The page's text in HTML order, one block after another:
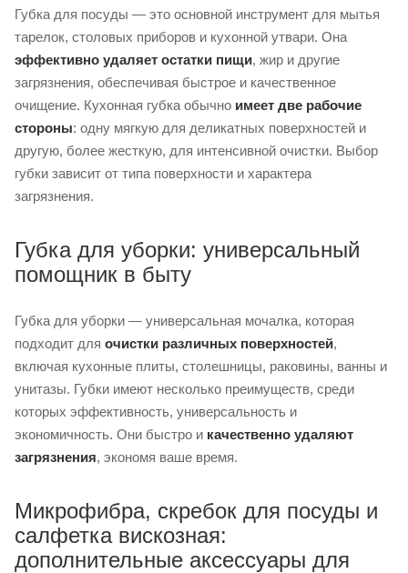
Губка для посуды — это основной инструмент для мытья
тарелок, столовых приборов и кухонной утвари. Она
эффективно удаляет остатки пищи, жир и другие
загрязнения, обеспечивая быстрое и качественное
очищение. Кухонная губка обычно имеет две рабочие
стороны: одну мягкую для деликатных поверхностей и
другую, более жесткую, для интенсивной очистки. Выбор
губки зависит от типа поверхности и характера
загрязнения.
Губка для уборки: универсальный
помощник в быту
Губка для уборки — универсальная мочалка, которая
подходит для очистки различных поверхностей,
включая кухонные плиты, столешницы, раковины, ванны и
унитазы. Губки имеют несколько преимуществ, среди
которых эффективность, универсальность и
экономичность. Они быстро и качественно удаляют
загрязнения, экономя ваше время.
Микрофибра, скребок для посуды и
салфетка вискозная:
дополнительные аксессуары для